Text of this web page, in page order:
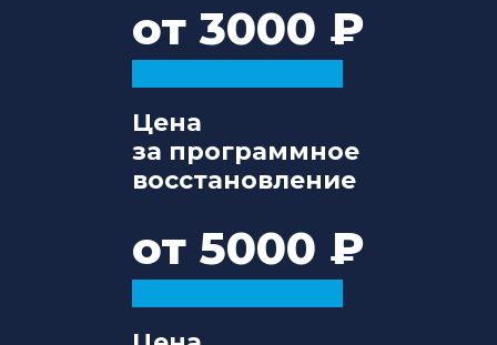
от 3000
Цена
за программное
восстановление
от 5000